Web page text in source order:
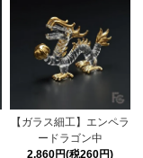
【ガラス細工】エンペラ
ードラゴン中
2,860円(税260円)